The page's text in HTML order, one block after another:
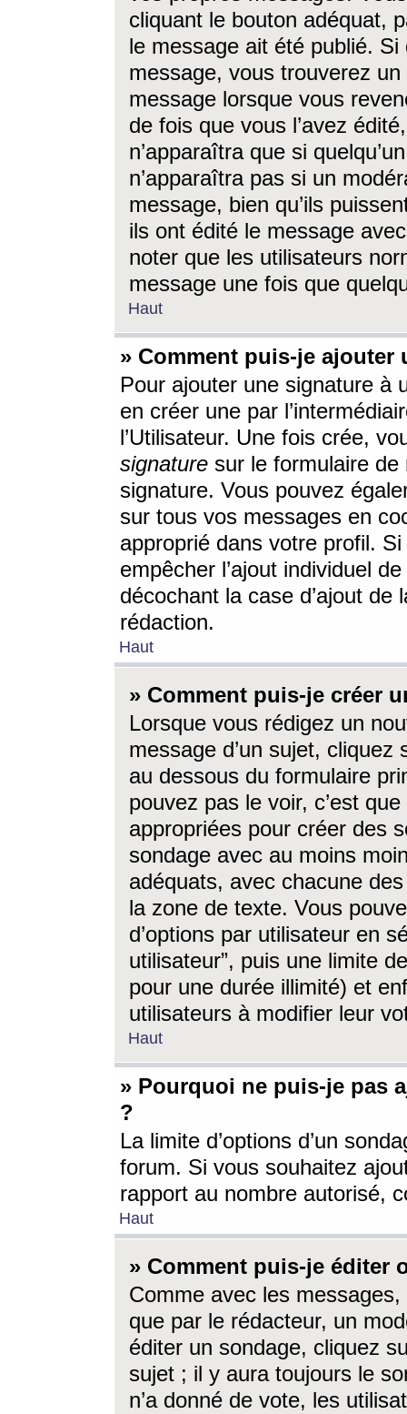
cliquant le bouton adéquat,
le message ait été publié. Si
message, vous trouverez
message lorsque vous
de fois que vous l’avez
n’apparaîtra que si
n’apparaîtra pas si un
message, bien qu’ils
ils ont édité le message
noter que les utilisateurs
message une fois que
Haut
» Comment puis-je ajouter
Pour ajouter une signature à
en créer une par
l’Utilisateur. Une fois crée,
signature sur le formulaire de
signature. Vous pouvez
sur tous vos messages en
approprié dans votre profil.
empêcher l’ajout individuel
décochant la case d’ajout
rédaction.
Haut
» Comment puis-je créer
Lorsque vous rédigez un
message d’un sujet, cliquez
au dessous du formulaire
pouvez pas le voir, c’est
appropriées pour créer des
sondage avec au moins
adéquats, avec chacune
la zone de texte. Vous
d’options par utilisateur en
utilisateur”, puis une limite
pour une durée illimité) et
utilisateurs à modifier leur
Haut
» Pourquoi ne puis-je pas
?
La limite d’options d’un
forum. Si vous souhaitez
rapport au nombre autorisé,
Haut
» Comment puis-je éditer
Comme avec les
que par le rédacteur, un
éditer un sondage, cliquez
sujet ; il y aura toujours le
n’a donné de vote, les